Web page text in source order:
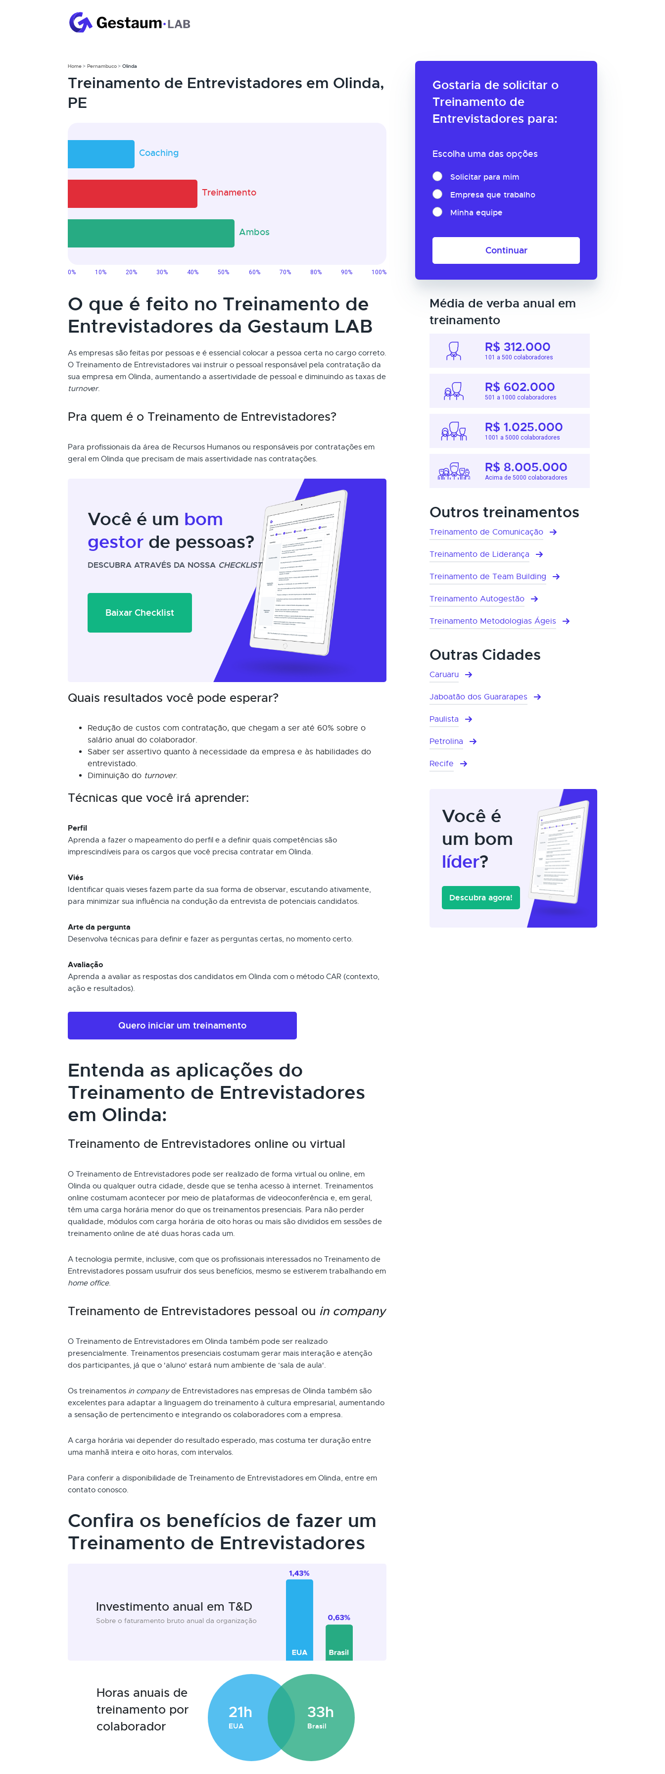
Gostaria de solicitar o
Treinamento de
Entrevistadores para:
Escolha uma das opções
Solicitar para mim
Empresa que trabalho
Minha equipe
Continuar
Home Pernambuco Olinda
Treinamento de Entrevistadores em Olinda,
PE
O que é feito no Treinamento de
Entrevistadores da Gestaum LAB
As empresas são feitas por pessoas e é essencial colocar a pessoa certa no cargo correto.
O Treinamento de Entrevistadores vai instruir o pessoal responsável pela contratação da
sua empresa em Olinda, aumentando a assertividade de pessoal e diminuindo as taxas de
turnover.
Pra quem é o Treinamento de Entrevistadores?
Para profissionais da área de Recursos Humanos ou responsáveis por contratações em
geral em Olinda que precisam de mais assertividade nas contratações.
Você é um bom
gestor de pessoas?
DESCUBRA ATRAVÉS DA NOSSA CHECKLIST
Baixar Checklist
Quais resultados você pode esperar?
Redução de custos com contratação, que chegam a ser até 60% sobre o
salário anual do colaborador.
Saber ser assertivo quanto à necessidade da empresa e às habilidades do
entrevistado.
Diminuição do turnover.
Técnicas que você irá aprender:
Perfil
Aprenda a fazer o mapeamento do perfil e a definir quais competências são
imprescindíveis para os cargos que você precisa contratar em Olinda.
Viés
Identificar quais vieses fazem parte da sua forma de observar, escutando ativamente,
para minimizar sua influência na condução da entrevista de potenciais candidatos.
Arte da pergunta
Desenvolva técnicas para definir e fazer as perguntas certas, no momento certo.
Avaliação
Aprenda a avaliar as respostas dos candidatos em Olinda com o método CAR (contexto,
ação e resultados).
Quero iniciar um treinamento
Entenda as aplicações do
Treinamento de Entrevistadores
em Olinda:
Treinamento de Entrevistadores online ou virtual
O Treinamento de Entrevistadores pode ser realizado de forma virtual ou online, em
Olinda ou qualquer outra cidade, desde que se tenha acesso à internet. Treinamentos
online costumam acontecer por meio de plataformas de videoconferência e, em geral,
têm uma carga horária menor do que os treinamentos presenciais. Para não perder
qualidade, módulos com carga horária de oito horas ou mais são divididos em sessões de
treinamento online de até duas horas cada um.
A tecnologia permite, inclusive, com que os profissionais interessados no Treinamento de
Entrevistadores possam usufruir dos seus benefícios, mesmo se estiverem trabalhando em
home office.
Treinamento de Entrevistadores pessoal ou in company
O Treinamento de Entrevistadores em Olinda também pode ser realizado
presencialmente. Treinamentos presenciais costumam gerar mais interação e atenção
dos participantes, já que o 'aluno' estará num ambiente de ‘sala de aula'.
Os treinamentos in companyde Entrevistadores nas empresas de Olinda também são
excelentes para adaptar a linguagem do treinamento à cultura empresarial, aumentando
a sensação de pertencimento e integrando os colaboradores com a empresa.
A carga horária vai depender do resultado esperado, mas costuma ter duração entre
uma manhã inteira e oito horas, com intervalos.
Para conferir a disponibilidade de Treinamento de Entrevistadores em Olinda, entre em
contato conosco.
Confira os benefícios de fazer um
Treinamento de Entrevistadores
Investimento anual em T&D
Sobre o faturamento bruto anual da organização
Horas anuais de
treinamento por
colaborador
21h
EUA
33h
Brasil
Média de verba anual em
treinamento
R$ 312.000
101 a 500 colaboradores
R$ 602.000
501 a 1000 colaboradores
R$ 1.025.000
1001 a 5000 colaboradores
R$ 8.005.000
Acima de 5000 colaboradores
Outros treinamentos
Treinamento de Comunicação
Treinamento de Liderança
Treinamento de Team Building
Treinamento Autogestão
Treinamento Metodologias Ágeis
Outras Cidades
Caruaru
Jaboatão dos Guararapes
Paulista
Petrolina
Recife
Você é
um bom
líder?
Descubra agora!